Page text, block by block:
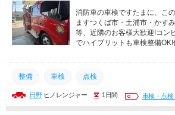
消防車の車検ですたまに、こ
ますつくば市・土浦市・かす
等、近隣のお客様大歓迎!コン
でハイブリットも車検整備
整備 車検 点検
日野ヒノレンジャー 1日間 車検・点検